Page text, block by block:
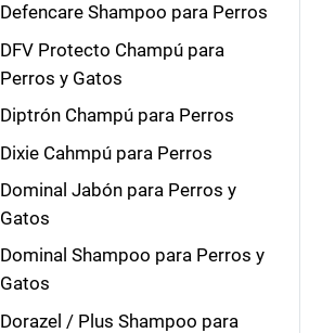
Defencare Shampoo para Perros
DFV Protecto Champú para
Perros y Gatos
Diptrón Champú para Perros
Dixie Cahmpú para Perros
Dominal Jabón para Perros y
Gatos
Dominal Shampoo para Perros y
Gatos
Dorazel / Plus Shampoo para